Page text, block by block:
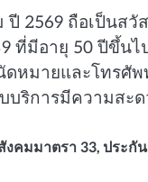
2569 ถือเป็นส
ที่มีอายุ 50 ปีขึ้น
หมายและโทรศั
ริการมีความสะ
งคมมาตรา 33, ประกั